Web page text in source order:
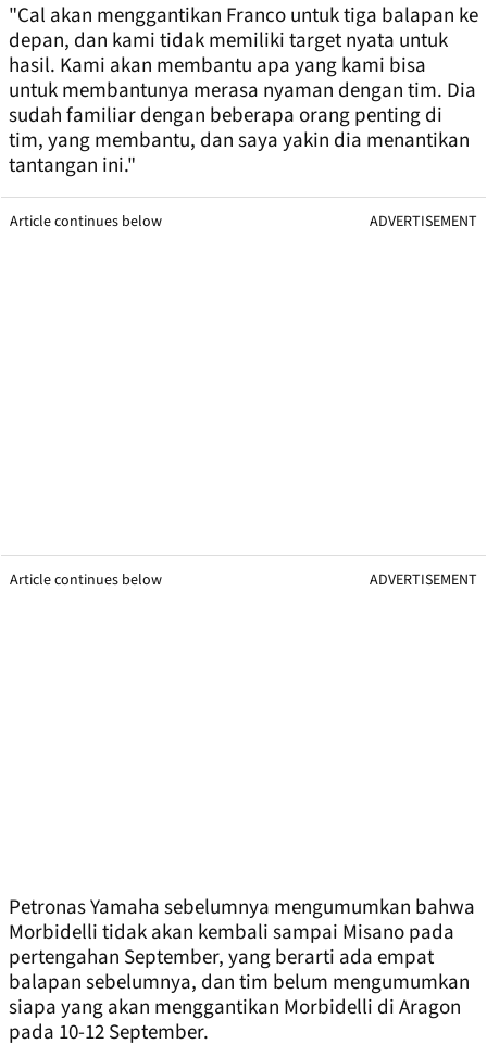
"Cal akan menggantikan Franco untuk tiga balapan ke
depan, dan kami tidak memiliki target nyata untuk
hasil. Kami akan membantu apa yang kami bisa
untuk membantunya merasa nyaman dengan tim. Dia
sudah familiar dengan beberapa orang penting di
tim, yang membantu, dan saya yakin dia menantikan
tantangan ini."
Article continues below ADVERTISEMENT
Article continues below ADVERTISEMENT
Petronas Yamaha sebelumnya mengumumkan bahwa
Morbidelli tidak akan kembali sampai Misano pada
pertengahan September, yang berarti ada empat
balapan sebelumnya, dan tim belum mengumumkan
siapa yang akan menggantikan Morbidelli di Aragon
pada 10-12 September.